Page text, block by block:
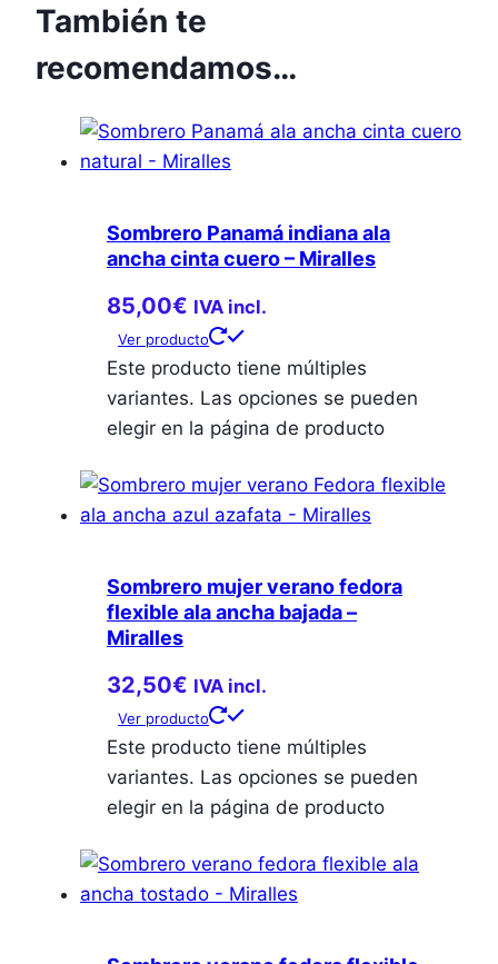
También te
recomendamos…
Sombrero Panamá indiana ala
ancha cinta cuero – Miralles
85,00€ IVA incl.
Ver producto
Este producto tiene múltiples
variantes. Las opciones se pueden
elegir en la página de producto
Sombrero mujer verano fedora
flexible ala ancha bajada –
Miralles
32,50€ IVA incl.
Ver producto
Este producto tiene múltiples
variantes. Las opciones se pueden
elegir en la página de producto